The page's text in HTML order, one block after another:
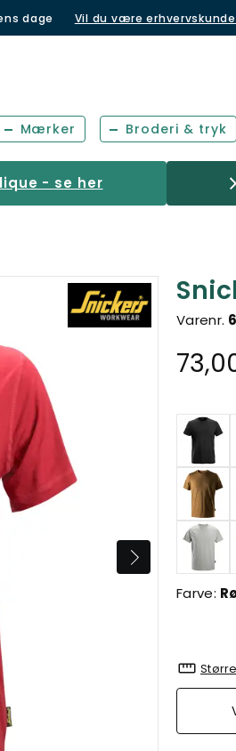
dage Vil du være
Mærker Broderi & tryk
- se her
Varenr.
Farve: